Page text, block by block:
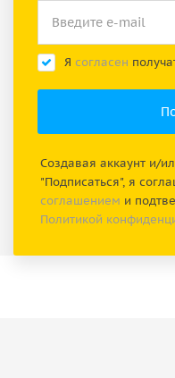
Я согласен
Создавая аккаунт и/
"Подписаться", я
соглашением и
Политикой